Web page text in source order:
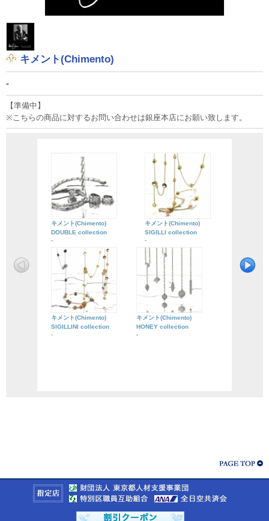
キメント(Chimento)
-
【準備中】
※こちらの商品に対するお問い合わせは銀座本店にお願い致します。
キメント(Chimento)
DOUBLE collection
-
キメント(Chimento)
SIGILLI collection
-
キメント(Chimento)
SIGILLINI collection
-
キメント(Chimento)
HONEY collection
-